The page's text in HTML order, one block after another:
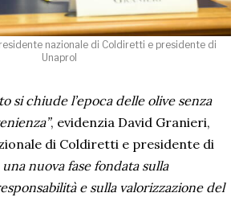
nazionale di Coldiretti e presidente di
Unaprol
si chiude l’epoca delle olive senza
, evidenzia David Granieri,
di Coldiretti e presidente di
una nuova fase fondata sulla
e sulla valorizzazione del